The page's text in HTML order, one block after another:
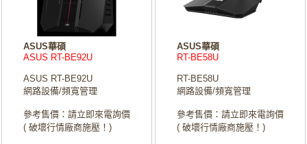
ASUS華碩
ASUS RT-BE92U
ASUS RT-BE92U
網路設備/頻寬管理
參考售價：請立即來電詢價
( 破壞行情廠商施壓！)
ASUS華碩
RT-BE58U
RT-BE58U
網路設備/頻寬管理
參考售價：請立即來電詢價
( 破壞行情廠商施壓！)